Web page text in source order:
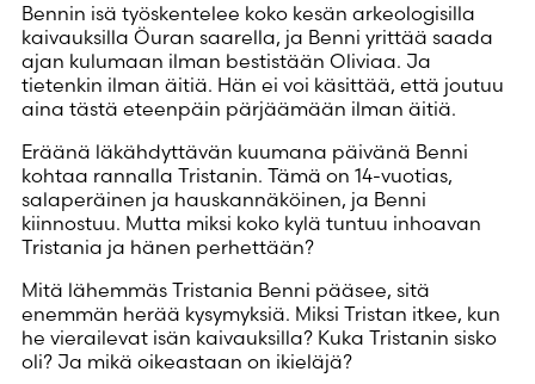
Bennin isä työskentelee koko kesän arkeologisilla
kaivauksilla Öuran saarella, ja Benni yrittää saada
ajan kulumaan ilman bestistään Oliviaa. Ja
tietenkin ilman äitiä. Hän ei voi käsittää, että joutuu
aina tästä eteenpäin pärjäämään ilman äitiä.
Eräänä läkähdyttävän kuumana päivänä Benni
kohtaa rannalla Tristanin. Tämä on 14-vuotias,
salaperäinen ja hauskannäköinen, ja Benni
kiinnostuu. Mutta miksi koko kylä tuntuu inhoavan
Tristania ja hänen perhettään?
Mitä lähemmäs Tristania Benni pääsee, sitä
enemmän herää kysymyksiä. Miksi Tristan itkee, kun
he vierailevat isän kaivauksilla? Kuka Tristanin sisko
oli? Ja mikä oikeastaan on ikieläjä?